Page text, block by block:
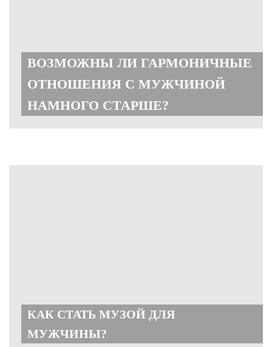
ВОЗМОЖНЫ ЛИ ГАРМОНИЧНЫЕ
ОТНОШЕНИЯ С МУЖЧИНОЙ
НАМНОГО СТАРШЕ?
КАК СТАТЬ МУЗОЙ ДЛЯ
МУЖЧИНЫ?